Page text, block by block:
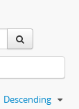
Descending